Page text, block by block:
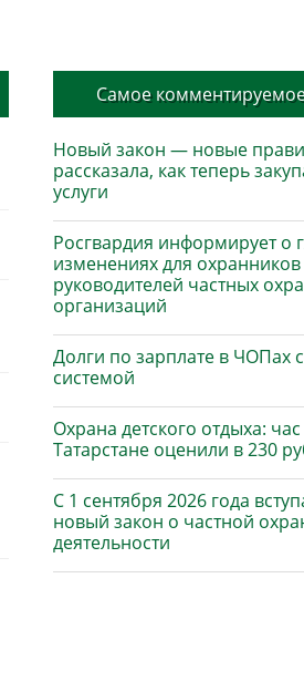
Самое
Новый закон — новые
рассказала, как теперь
услуги
Росгвардия информирует о
изменениях для охранников
руководителей частных
организаций
Долги по зарплате в ЧОПах
системой
Охрана детского отдыха:
Татарстане оценили в 230
С 1 сентября 2026 года
новый закон о частной
деятельности